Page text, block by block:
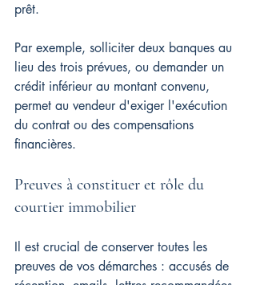
prêt.
Par exemple, solliciter deux banques au
lieu des trois prévues, ou demander un
crédit inférieur au montant convenu,
permet au vendeur d'exiger l'exécution
du contrat ou des compensations
financières.
Preuves à constituer et rôle du
courtier immobilier
Il est crucial de conserver toutes les
preuves de vos démarches : accusés de